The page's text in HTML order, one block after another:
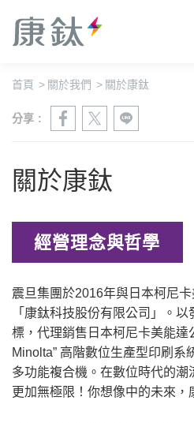
首頁 > 關於我們 > 關於康鈦
分享 :
關於康鈦
經營理念與哲學
震旦集團於2016年與日本柯尼
「康鈦科技股份有限公司」。
標，代理銷售日本柯尼卡美能達
Minolta” 高階數位生產型印刷系
多功能複合機。在數位時代的
更加無極限！你想像中的未來，